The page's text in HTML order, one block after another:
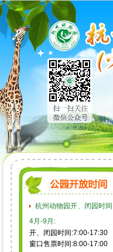
杭州动物园开、闭园时间
4月-9月:
开、闭园时间:7:00-17:30
窗口售票时间:8:00-17:00